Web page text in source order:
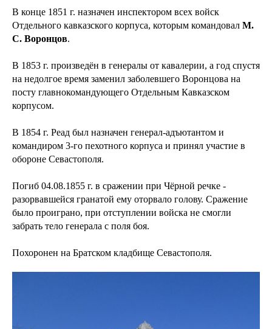
В конце 1851 г. назначен инспектором всех войск
Отдельного кавказского корпуса, которым командовал М.
С. Воронцов.
В 1853 г. произведён в генералы от кавалерии, а год спустя
на недолгое время заменил заболевшего Воронцова на
посту главнокомандующего Отдельным Кавказском
корпусом.
В 1854 г. Реад был назначен генерал-адъютантом и
командиром 3-го пехотного корпуса и принял участие в
обороне Севастополя.
Погиб 04.08.1855 г. в сражении при Чёрной речке -
разорвавшейся гранатой ему оторвало голову. Сражение
было проиграно, при отступлении войска не смогли
забрать тело генерала с поля боя.
Похоронен на Братском кладбище Севастополя.